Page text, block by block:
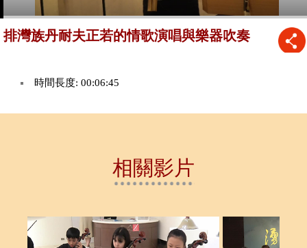
排灣族丹耐夫正若的情歌演唱與樂器吹奏
時間長度: 00:06:45
相關影片